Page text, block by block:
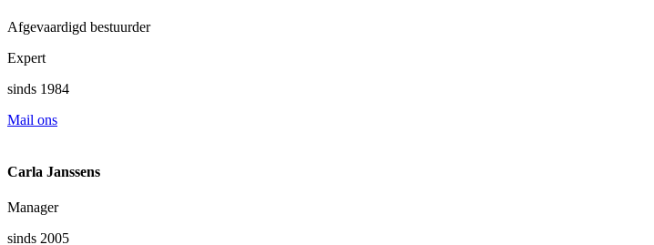
Afgevaardigd bestuurder
Expert
sinds 1984
Mail ons
Carla Janssens
Manager
sinds 2005